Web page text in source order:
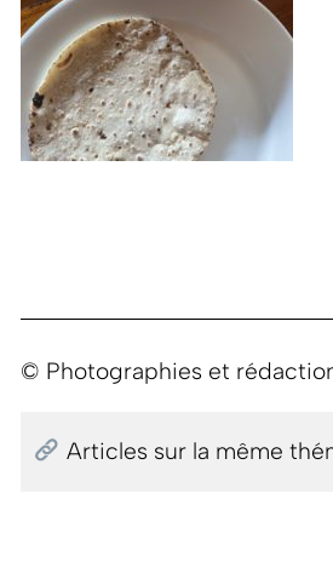
© Photographies et
Articles sur la même